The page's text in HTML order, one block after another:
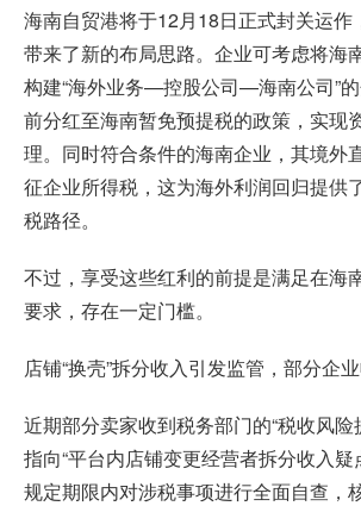
海南自贸港将于12月18日正式封关运作
带来了新的布局思路。企业可考虑将海
构建“海外业务—控股公司—海南公司”
前分红至海南暂免预提税的政策，实现
理。同时符合条件的海南企业，其境外
征企业所得税，这为海外利润回归提供
税路径。
不过，享受这些红利的前提是满足在海
要求，存在一定门槛。
店铺“换壳”拆分收入引发监管，部分企
近期部分卖家收到税务部门的“税收风险
指向“平台内店铺变更经营者拆分收入疑
规定期限内对涉税事项进行全面自查，